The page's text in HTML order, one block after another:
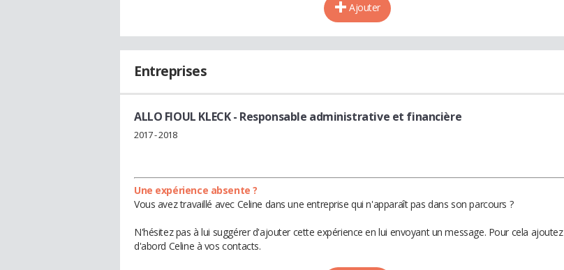
Ajouter
Entreprises
ALLO FIOUL KLECK- Responsable administrative et financière
2017 - 2018
Une expérience absente ?
Vous avez travaillé avec Celine dans une entreprise qui n'apparaît pas dans son parcours ?
N'hésitez pas à lui suggérer d'ajouter cette expérience en lui envoyant un message. Pour cela ajoutez
d'abord Celine à vos contacts.